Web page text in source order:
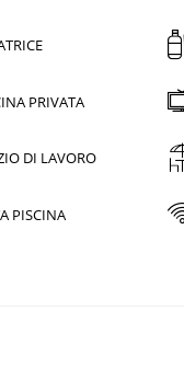
PRIVATA
DI LAVORO
PISCINA